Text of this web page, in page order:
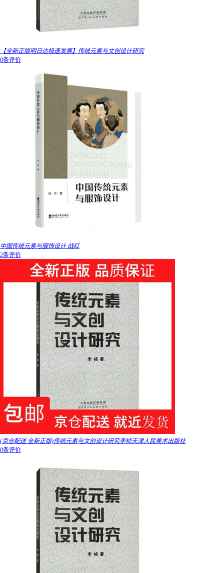
【全新正版明日达极速发票】传统元素与文创设计研究
0条评价
中国传统元素与服饰设计 战红
2条评价
(京仓配送 全新正版)传统元素与文创设计研究李桢天津人民美术出版社
0条评价